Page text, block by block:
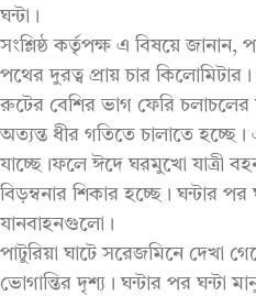
ঘন্টা।
সংশ্লিষ্ঠ কর্তৃপক্ষ এ বিষয়ে জানান,
পথের দুরত্ব প্রায় চার
রুটের বেশির ভাগ ফেরি চলাচলের
অত্যন্ত ধীর গতিতে চালাতে
যাচ্ছে।ফলে ঈদে ঘরমুখো যাত্রী
বিড়ম্বনার শিকার হচ্ছে। ঘন্টার
যানবাহনগুলো।
পাটুরিয়া ঘাটে সরেজমিনে দেখা
ভোগান্তির দৃশ্য। ঘন্টার পর ঘন্টা